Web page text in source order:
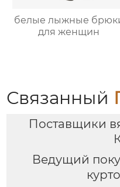
белые лыжные
для женщин
Связанный
Поставщики
Ведущий